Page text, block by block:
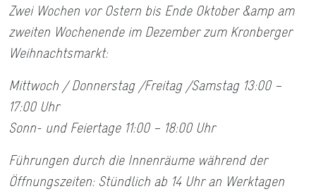
Zwei Wochen vor Ostern bis Ende Oktober &amp am
zweiten Wochenende im Dezember zum Kronberger
Weihnachtsmarkt:
Mittwoch / Donnerstag /Freitag /Samstag 13:00 –
17:00 Uhr
Sonn- und Feiertage 11:00 – 18:00 Uhr
Führungen durch die Innenräume während der
Öffnungszeiten: Stündlich ab 14 Uhr an Werktagen